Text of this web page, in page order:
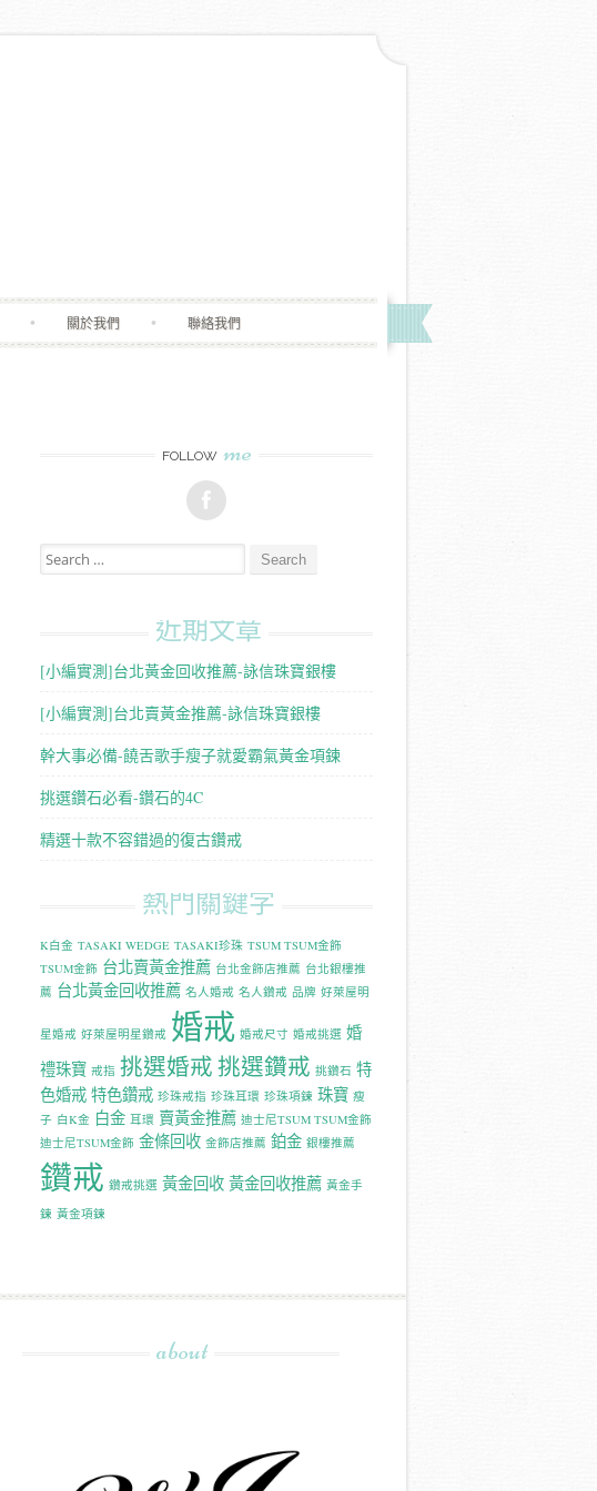
關於我們 聯絡我們
FOLLOW me
Search for:
近期文章
[小編實測]台北黃金回收推薦-詠信珠寶銀樓
[小編實測]台北賣黃金推薦-詠信珠寶銀樓
幹大事必備-饒舌歌手瘦子就愛霸氣黃金項鍊
挑選鑽石必看-鑽石的4C
精選十款不容錯過的復古鑽戒
熱門關鍵字
K白金 TASAKI WEDGE TASAKI珍珠 TSUM TSUM金飾
TSUM金飾 台北賣黃金推薦 台北金飾店推薦 台北銀樓推
薦 台北黃金回收推薦 名人婚戒 名人鑽戒 品牌 好萊屋明
星婚戒 好萊屋明星鑽戒 婚戒 婚戒尺寸 婚戒挑選 婚
禮珠寶 戒指 挑選婚戒挑選鑽戒 挑鑽石 特
色婚戒 特色鑽戒 珍珠戒指 珍珠耳環 珍珠項鍊 珠寶 瘦
子 白K金 白金 耳環 賣黃金推薦 迪士尼TSUM TSUM金飾
迪士尼TSUM金飾 金條回收 金飾店推薦 鉑金 銀樓推薦
鑽戒 鑽戒挑選 黃金回收 黃金回收推薦 黃金手
鍊 黃金項鍊
about